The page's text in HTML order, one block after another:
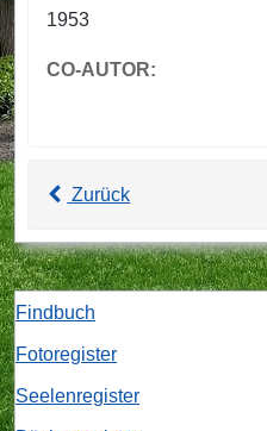
1953
CO-AUTOR:
Zurück
Findbuch
Fotoregister
Seelenregister